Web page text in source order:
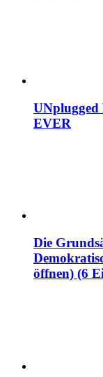
EVER
Die
öffnen) (6